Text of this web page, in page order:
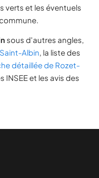
verts et les éventuels
sous d'autres angles,
Albin, la liste des
détaillée de Rozet-
INSEE et les avis des